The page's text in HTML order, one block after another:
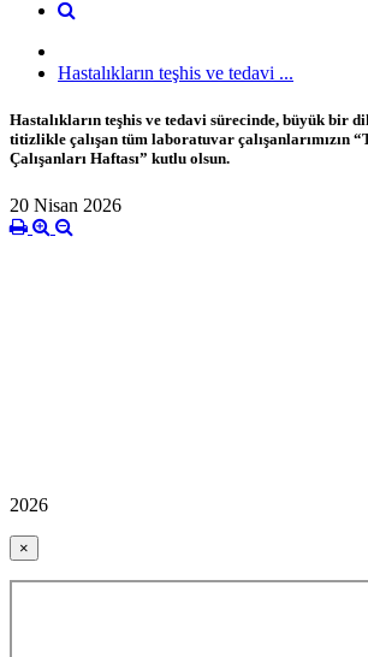
Hastalıkların teşhis ve tedavi ...
Hastalıkların teşhis ve tedavi sürecinde, büyük bir
titizlikle çalışan tüm laboratuvar çalışanlarımızın
Çalışanları Haftası” kutlu olsun.
20 Nisan 2026
2026
×